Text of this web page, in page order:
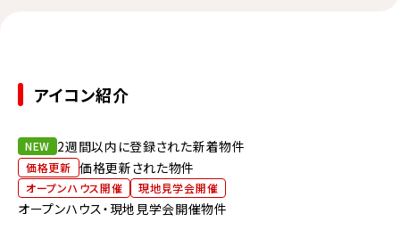
アイコン紹介
NEW 2週間以内に登録された新着物件
価格更新 価格更新された物件
オープンハウス開催 現地見学会開催
オープンハウス・現地見学会開催物件